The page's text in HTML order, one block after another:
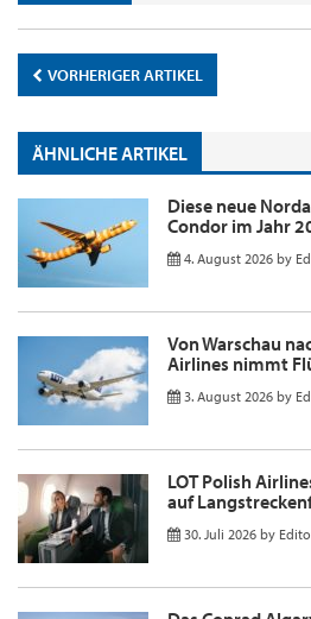
VORHERIGER ARTIKEL
ÄHNLICHE ARTIKEL
Diese neue
Condor im Jahr
4. August 2026 by
Von Warschau
Airlines nimmt
3. August 2026 by
LOT Polish
auf
30. Juli 2026 by